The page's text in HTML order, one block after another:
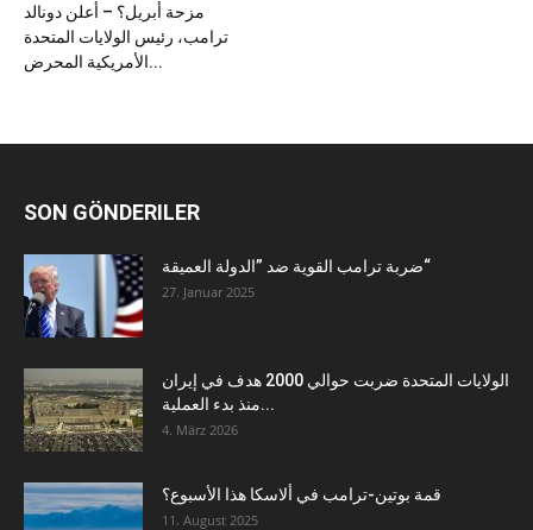
مزحة أبريل؟ – أعلن دونالد
ترامب، رئيس الولايات المتحدة
الأمريكية المحرض...
SON GÖNDERILER
ضربة ترامب القوية ضد ”الدولة العميقة“
27. Januar 2025
الولايات المتحدة ضربت حوالي 2000 هدف في إيران
منذ بدء العملية...
4. März 2026
قمة بوتين-ترامب في ألاسكا هذا الأسبوع؟
11. August 2025